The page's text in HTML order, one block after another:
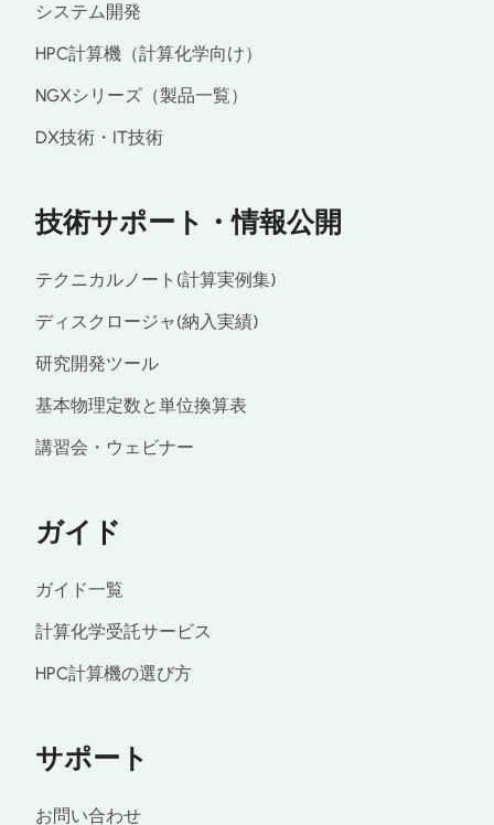
システム開発
HPC計算機（計算化学向け）
NGXシリーズ（製品一覧）
DX技術・IT技術
技術サポート・情報公開
テクニカルノート(計算実例集)
ディスクロージャ(納入実績)
研究開発ツール
基本物理定数と単位換算表
講習会・ウェビナー
ガイド
ガイド一覧
計算化学受託サービス
HPC計算機の選び方
サポート
お問い合わせ